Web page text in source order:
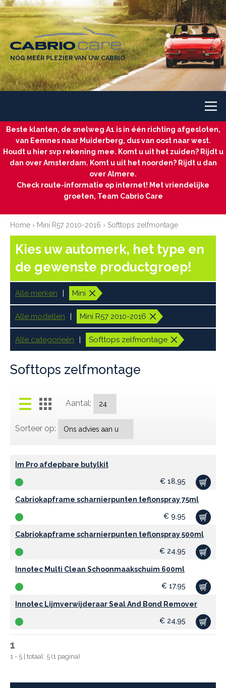
NÓG MEER PLEZIER VAN UW CABRIO
Beste klanten, de snelweg A1 is in één richting afgesloten,
van Eemnes naar Muiderberg, dus van oost naar west.
Houdt u hier svp rekening mee. Komt u uit het zuiden? Rijdt u
dan over Amsterdam. Komt u uit het noorden? Rijdt u dan
over Almere.
Check route-informatie op internet! Met vriendelijke
groeten, Team Cabrio Care
Home › Mini R57 2010-2016 › Softtops zelfmontage
Kies uw automerk, het type en
de gewenste productgroep!
Alle merken Mini
Alle modellen Mini R57 2010-2016
Alle categorieën Softtops zelfmontage
Softtops zelfmontage
Aantal:
Sorteer op:
Im Pro afdepbare butylkit
€ 18,95
Cabriokapframe scharnierpunten teflonspray 75ml
€ 9,95
Cabriokapframe scharnierpunten teflonspray 500ml
€ 24,95
Innotec Multi Clean Schoonmaakschuim 600ml
€ 17,95
Innotec Lijmverwijderaar Seal And Bond Remover
€ 24,95
1
1 - 5 | totaal: 5 (1 pagina)